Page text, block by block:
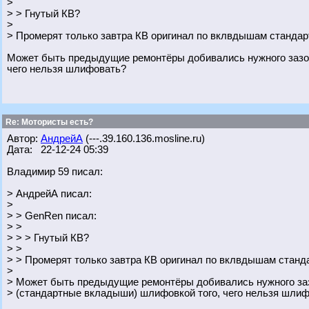
>
> > Гнутый КВ?
>
> Промерят только завтра КВ оригинал по вклвдышам
Может быть предыдущие ремонтёры добивались нужного
чего нельзя шлифовать?
Re: Мотористы есть?
Автор: АндрейА (---.39.160.136.mosline.ru)
Дата: 22-12-24 05:39
Владимир 59 писал:
> АндрейА писал:
>
> > GenRen писал:
> >
> > > Гнутый КВ?
> >
> > Промерят только завтра КВ оригинал по вклвдышам
>
> Может быть предыдущие ремонтёры добивались нужного
> (стандартные вкладыши) шлифовкой того, чего нельзя